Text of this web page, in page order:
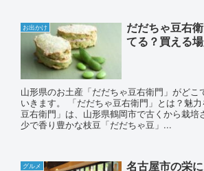
お出かけ
だだちゃ豆右
てる？買える
山形県のお土産「だだちゃ豆右衛門」がどこ
いきます。 「だだちゃ豆右衛門」とは？魅
豆右衛門」は、山形県鶴岡市で古くから栽培
少で香り豊かな枝豆「だだちゃ豆」...
グルメ
名古屋市の栄